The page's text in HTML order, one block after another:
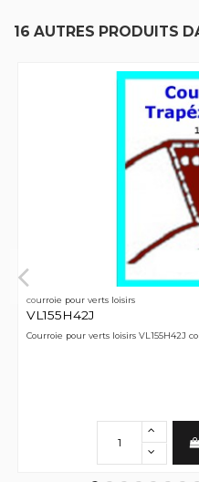
16 AUTRES PRODUITS
courroie pour verts loisirs
VL155H42J
Courroie pour verts loisirs VL155H42J